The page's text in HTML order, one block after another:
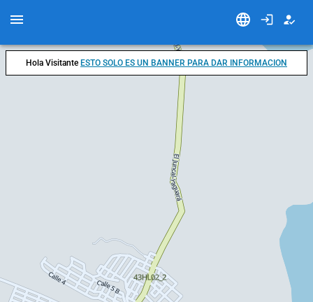
Hola Visitante ESTO SOLO ES UN BANNER PARA DAR INFORMACION